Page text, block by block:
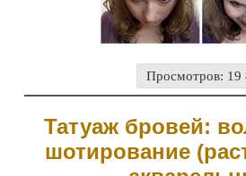
Просмотров: 19
Татуаж бровей:
шотирование